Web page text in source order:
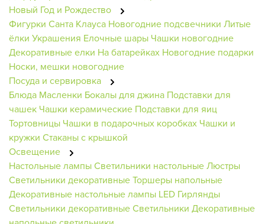
Новый Год и Рождество
Фигурки Санта Клауса Новогодние подсвечники Литые
ёлки Украшения Елочные шары Чашки новогодние
Декоративные елки На батарейках Новогодние подарки
Носки, мешки новогодние
Посуда и сервировка
Блюда Масленки Бокалы для джина Подставки для
чашек Чашки керамические Подставки для яиц
Тортовницы Чашки в подарочных коробках Чашки и
кружки Стаканы с крышкой
Освещение
Настольные лампыСветильники настольныеЛюстры
Светильники декоративныеТоршеры напольные
Декоративные настольные лампы LED Гирлянды
Светильники декоративныеСветильники Декоративные